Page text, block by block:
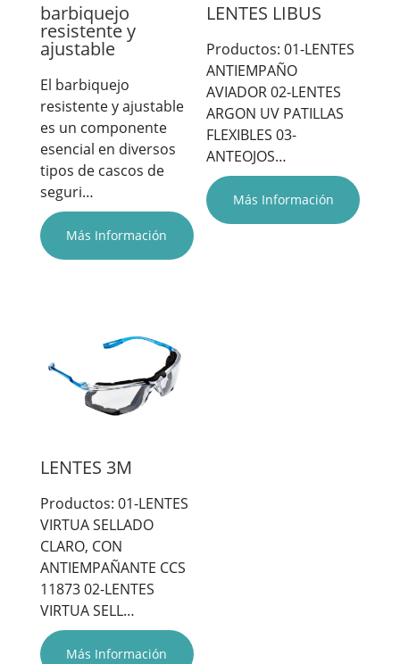
barbiquejo
resistente y
ajustable
El barbiquejo
resistente y ajustable
es un componente
esencial en diversos
tipos de cascos de
seguri…
Más Información
LENTES LIBUS
Productos: 01-LENTES
ANTIEMPAÑO
AVIADOR 02-LENTES
ARGON UV PATILLAS
FLEXIBLES 03-
ANTEOJOS…
Más Información
LENTES 3M
Productos: 01-LENTES
VIRTUA SELLADO
CLARO, CON
ANTIEMPAÑANTE CCS
11873 02-LENTES
VIRTUA SELL…
Más Información